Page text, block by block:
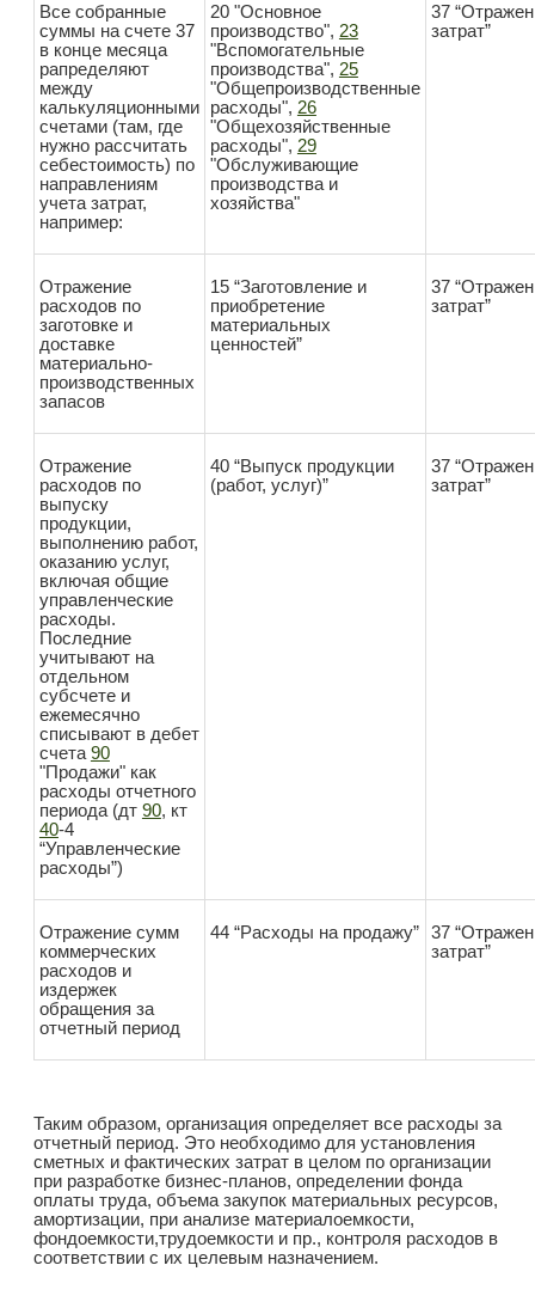
Все собранные
суммы на счете 37
в конце месяца
рапределяют
между
калькуляционными
счетами (там, где
нужно рассчитать
себестоимость) по
направлениям
учета затрат,
например:
20 "Основное
производство", 23
"Вспомогательные
производства", 25
"Общепроизводственные
расходы", 26
"Общехозяйственные
расходы", 29
"Обслуживающие
производства и
хозяйства"
37
затрат”
Отражение
расходов по
заготовке и
доставке
материально-
производственных
запасов
15 “Заготовление и
приобретение
материальных
ценностей”
37
затрат”
Отражение
расходов по
выпуску
продукции,
выполнению работ,
оказанию услуг,
включая общие
управленческие
расходы.
Последние
учитывают на
отдельном
субсчете и
ежемесячно
списывают в дебет
счета 90
"Продажи" как
расходы отчетного
периода (дт 90, кт
40-4
“Управленческие
расходы”)
40 “Выпуск продукции
(работ, услуг)”
37
затрат”
Отражение сумм
коммерческих
расходов и
издержек
обращения за
отчетный период
44 “Расходы на продажу”
37
затрат”
Таким образом, организация определяет все расходы за
отчетный период. Это необходимо для установления
сметных и фактических затрат в целом по организации
при разработке бизнес-планов, определении фонда
оплаты труда, объема закупок материальных ресурсов,
амортизации, при анализе материалоемкости,
фондоемкости,трудоемкости и пр., контроля расходов в
соответствии с их целевым назначением.